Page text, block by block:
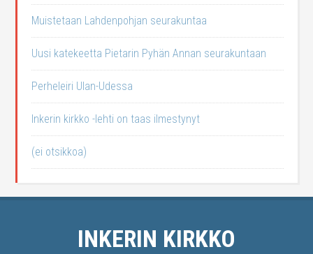
Muistetaan Lahdenpohjan seurakuntaa
Uusi katekeetta Pietarin Pyhän Annan seurakuntaan
Perheleiri Ulan-Udessa
Inkerin kirkko -lehti on taas ilmestynyt
(ei otsikkoa)
INKERIN KIRKKO